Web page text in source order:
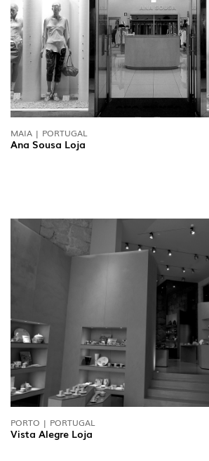
MAIA | PORTUGAL
Ana Sousa Loja
PORTO | PORTUGAL
Vista Alegre Loja